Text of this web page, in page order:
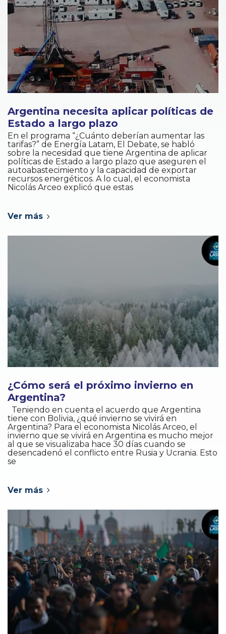
Argentina necesita aplicar políticas de
Estado a largo plazo
En el programa “¿Cuánto deberían aumentar las
tarifas?” de Energía Latam, El Debate, se habló
sobre la necesidad que tiene Argentina de aplicar
políticas de Estado a largo plazo que aseguren el
autoabastecimiento y la capacidad de exportar
recursos energéticos. A lo cual, el economista
Nicolás Arceo explicó que estas
Ver más
¿Cómo será el próximo invierno en
Argentina?
Teniendo en cuenta el acuerdo que Argentina
tiene con Bolivia, ¿qué invierno se vivirá en
Argentina? Para el economista Nicolás Arceo, el
invierno que se vivirá en Argentina es mucho mejor
al que se visualizaba hace 30 días cuando se
desencadenó el conflicto entre Rusia y Ucrania. Esto
se
Ver más